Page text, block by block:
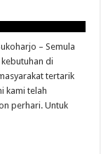
– Semula
di
tertarik
kami telah
perhari. Untuk